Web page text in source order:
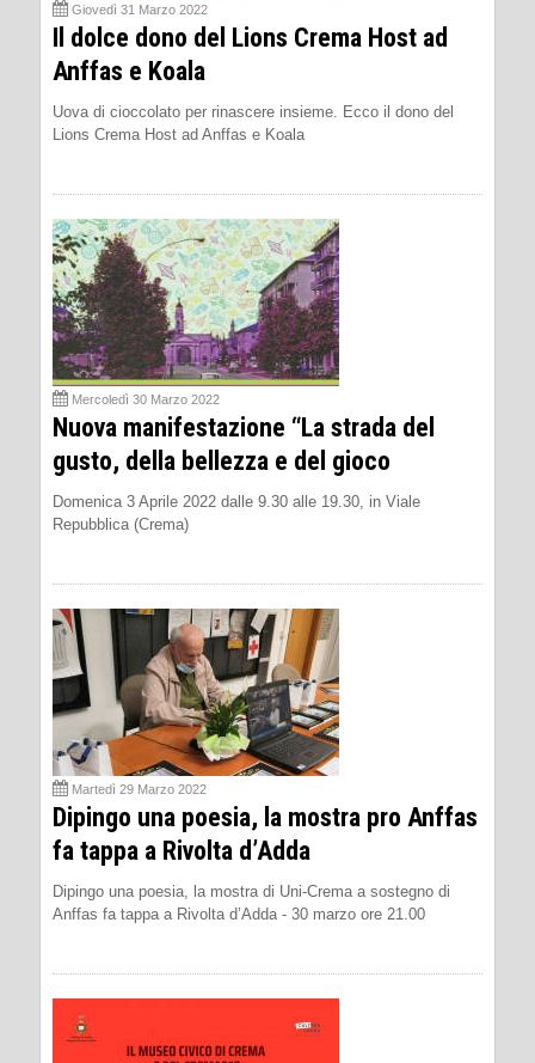
Giovedì 31 Marzo 2022
Il dolce dono del Lions Crema Host ad
Anffas e Koala
Uova di cioccolato per rinascere insieme. Ecco il dono del
Lions Crema Host ad Anffas e Koala
Mercoledì 30 Marzo 2022
Nuova manifestazione “La strada del
gusto, della bellezza e del gioco
Domenica 3 Aprile 2022 dalle 9.30 alle 19.30, in Viale
Repubblica (Crema)
Martedì 29 Marzo 2022
Dipingo una poesia, la mostra pro Anffas
fa tappa a Rivolta d’Adda
Dipingo una poesia, la mostra di Uni-Crema a sostegno di
Anffas fa tappa a Rivolta d’Adda - 30 marzo ore 21.00